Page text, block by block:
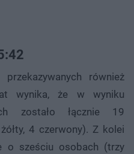
również
wynika, że w wyniku
zostało łącznie 19
4 czerwony). Z kolei
o sześciu osobach (trzy